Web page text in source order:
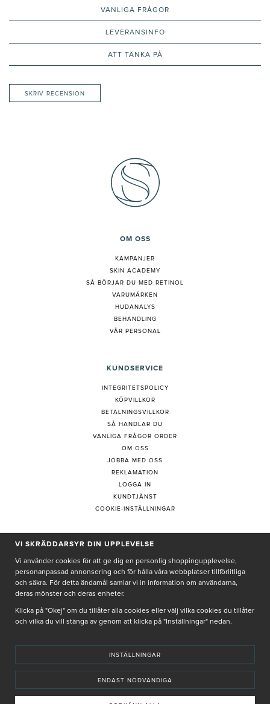
VANLIGA FRÅGOR
LEVERANSINFO
ATT TÄNKA PÅ
SKRIV RECENSION
OM OSS
KAMPANJER
SKIN ACADEMY
SÅ BÖRJAR DU MED RETINOL
VARUMÄRKEN
HUDANALYS
BEHANDLING
VÅR PERSONAL
KUNDSERVICE
INTEGRITETSPOLICY
KÖPVILLKOR
BETALNINGSVILLKOR
SÅ HANDLAR DU
VANLIGA FRÅGOR ORDER
OM OSS
JOBBA MED OSS
REKLAMATION
LOGGA IN
KUNDTJÄNST
COOKIE-INSTÄLLNINGAR
PRENUMERERA PÅ NYHETSBREV
Genom att ge min e-post, accepterar jag Seth och Sallyintegritetspolicy
De uppgifter du matar in kommer endast användas till våra nyhetsbrev.
VI SKRÄDDARSYR DIN UPPLEVELSE
Vi använder cookies för att ge dig en personlig shoppingupplevelse,
personanpassad annonsering och för hålla våra webbplatser tillförlitliga
och säkra. För detta ändamål samlar vi in information om användarna,
deras mönster och deras enheter.
Klicka på "Okej" om du tillåter alla cookies eller välj vilka cookies du tillåter
och vilka du vill stänga av genom att klicka på "Inställningar" nedan.
INSTÄLLNINGAR
ENDAST NÖDVÄNDIGA